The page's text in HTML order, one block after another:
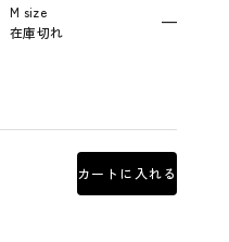
M size
在庫切れ
—
カートに入れる